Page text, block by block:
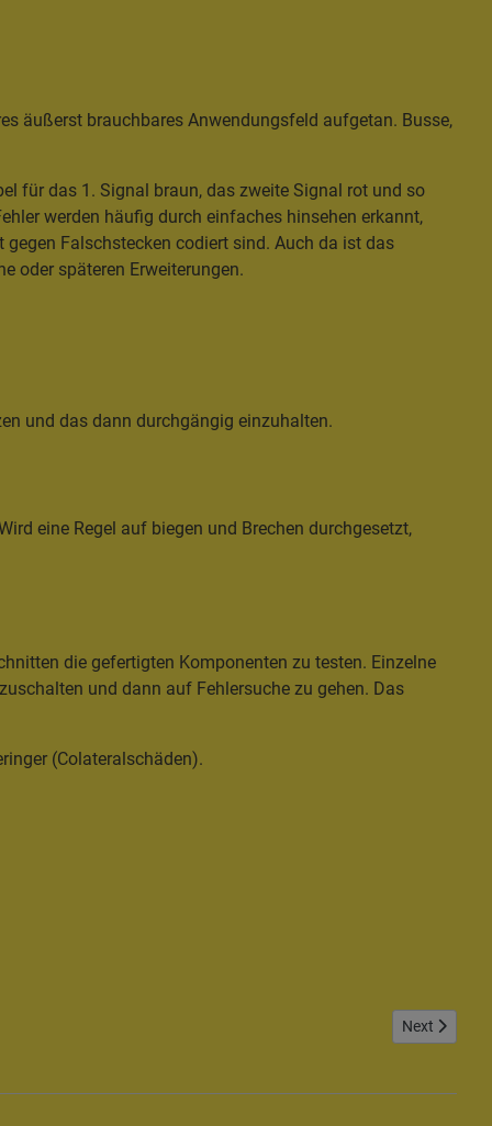
äußerst brauchbares Anwendungsfeld aufgetan. Busse,
für das 1. Signal braun, das zweite Signal rot und so
werden häufig durch einfaches hinsehen erkannt,
Falschstecken codiert sind. Auch da ist das
oder späteren Erweiterungen.
und das dann durchgängig einzuhalten.
eine Regel auf biegen und Brechen durchgesetzt,
die gefertigten Komponenten zu testen. Einzelne
und dann auf Fehlersuche zu gehen. Das
(Colateralschäden).
Next article:
Next